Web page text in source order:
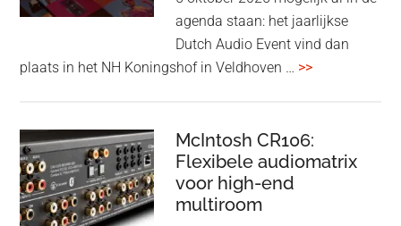
end
earbuds
titanium
Adaptive
noise
cancelling
agenda staan: het jaarlijkse
Dutch Audio Event vind dan
plaats in het NH Koningshof in Veldhoven … >>overDutch
–
4
McIntosh CR106:
Flexibele audiomatrix
voor high-end
multiroom